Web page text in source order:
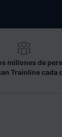
millones de
Trainline cada